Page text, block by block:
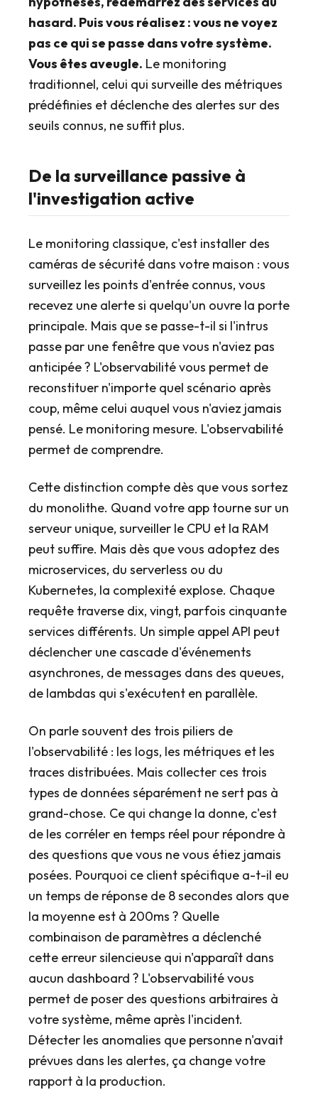
hasard. Puis vous réalisez : vous ne voyez
pas ce qui se passe dans votre système.
Vous êtes aveugle. Le monitoring
traditionnel, celui qui surveille des métriques
prédéfinies et déclenche des alertes sur des
seuils connus, ne suffit plus.
De la surveillance passive à
l'investigation active
Le monitoring classique, c'est installer des
caméras de sécurité dans votre maison : vous
surveillez les points d'entrée connus, vous
recevez une alerte si quelqu'un ouvre la porte
principale. Mais que se passe-t-il si l'intrus
passe par une fenêtre que vous n'aviez pas
anticipée ? L'observabilité vous permet de
reconstituer n'importe quel scénario après
coup, même celui auquel vous n'aviez jamais
pensé. Le monitoring mesure. L'observabilité
permet de comprendre.
Cette distinction compte dès que vous sortez
du monolithe. Quand votre app tourne sur un
serveur unique, surveiller le CPU et la RAM
peut suffire. Mais dès que vous adoptez des
microservices, du serverless ou du
Kubernetes, la complexité explose. Chaque
requête traverse dix, vingt, parfois cinquante
services différents. Un simple appel API peut
déclencher une cascade d'événements
asynchrones, de messages dans des queues,
de lambdas qui s'exécutent en parallèle.
On parle souvent des trois piliers de
l'observabilité : les logs, les métriques et les
traces distribuées. Mais collecter ces trois
types de données séparément ne sert pas à
grand-chose. Ce qui change la donne, c'est
de les corréler en temps réel pour répondre à
des questions que vous ne vous étiez jamais
posées. Pourquoi ce client spécifique a-t-il eu
un temps de réponse de 8 secondes alors que
la moyenne est à 200ms ? Quelle
combinaison de paramètres a déclenché
cette erreur silencieuse qui n'apparaît dans
aucun dashboard ? L'observabilité vous
permet de poser des questions arbitraires à
votre système, même après l'incident.
Détecter les anomalies que personne n'avait
prévues dans les alertes, ça change votre
rapport à la production.